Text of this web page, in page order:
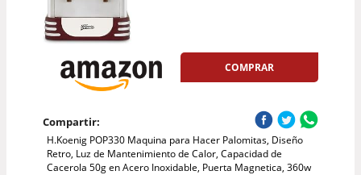
COMPRAR
Compartir:
H.Koenig POP330 Maquina para Hacer Palomitas, Diseño
Retro, Luz de Mantenimiento de Calor, Capacidad de
Cacerola 50g en Acero Inoxidable, Puerta Magnetica, 360w